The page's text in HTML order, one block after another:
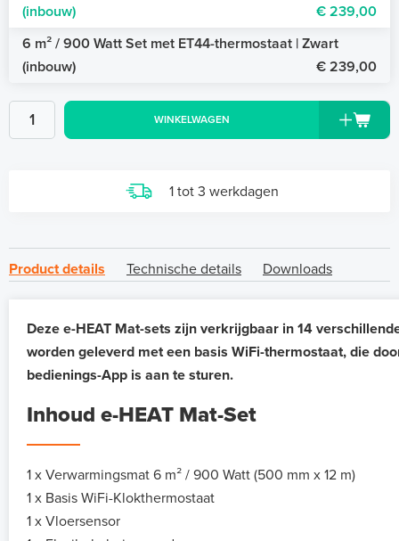
(inbouw)
€ 239,00
6 m² / 900 Watt Set met ET44-thermostaat | Zwart
(inbouw)
€ 239,00
WINKELWAGEN
1 tot 3 werkdagen
Product details Technische details Downloads
Deze e-HEAT Mat-sets zijn verkrijgbaar in 14
worden geleverd met een basis WiFi-thermostaat, die
bedienings-App is aan te sturen.
Inhoud e-HEAT Mat-Set
1 x Verwarmingsmat 6 m² / 900 Watt (500 mm x 12 m)
1 x Basis WiFi-Klokthermostaat
1 x Vloersensor